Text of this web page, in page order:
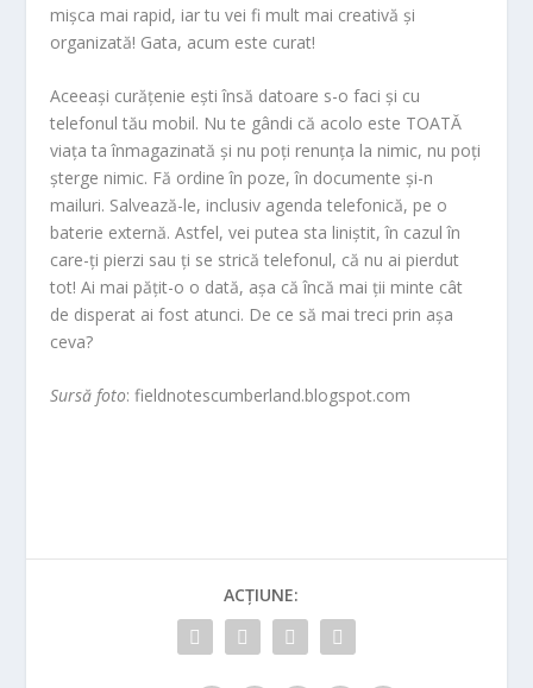
mișca mai rapid, iar tu vei fi mult mai creativă și
organizată! Gata, acum este curat!
Aceeași curățenie ești însă datoare s-o faci și cu
telefonul tău mobil. Nu te gândi că acolo este TOATĂ
viața ta înmagazinată și nu poți renunța la nimic, nu poți
șterge nimic. Fă ordine în poze, în documente și-n
mailuri. Salvează-le, inclusiv agenda telefonică, pe o
baterie externă. Astfel, vei putea sta liniștit, în cazul în
care-ți pierzi sau ți se strică telefonul, că nu ai pierdut
tot! Ai mai pățit-o o dată, așa că încă mai ții minte cât
de disperat ai fost atunci. De ce să mai treci prin așa
ceva?
Sursă foto: fieldnotescumberland.blogspot.com
ACȚIUNE: